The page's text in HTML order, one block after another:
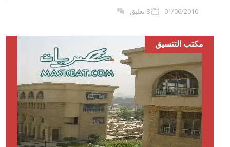
01/06/2010 8 تعليق
مكتب التنسيق